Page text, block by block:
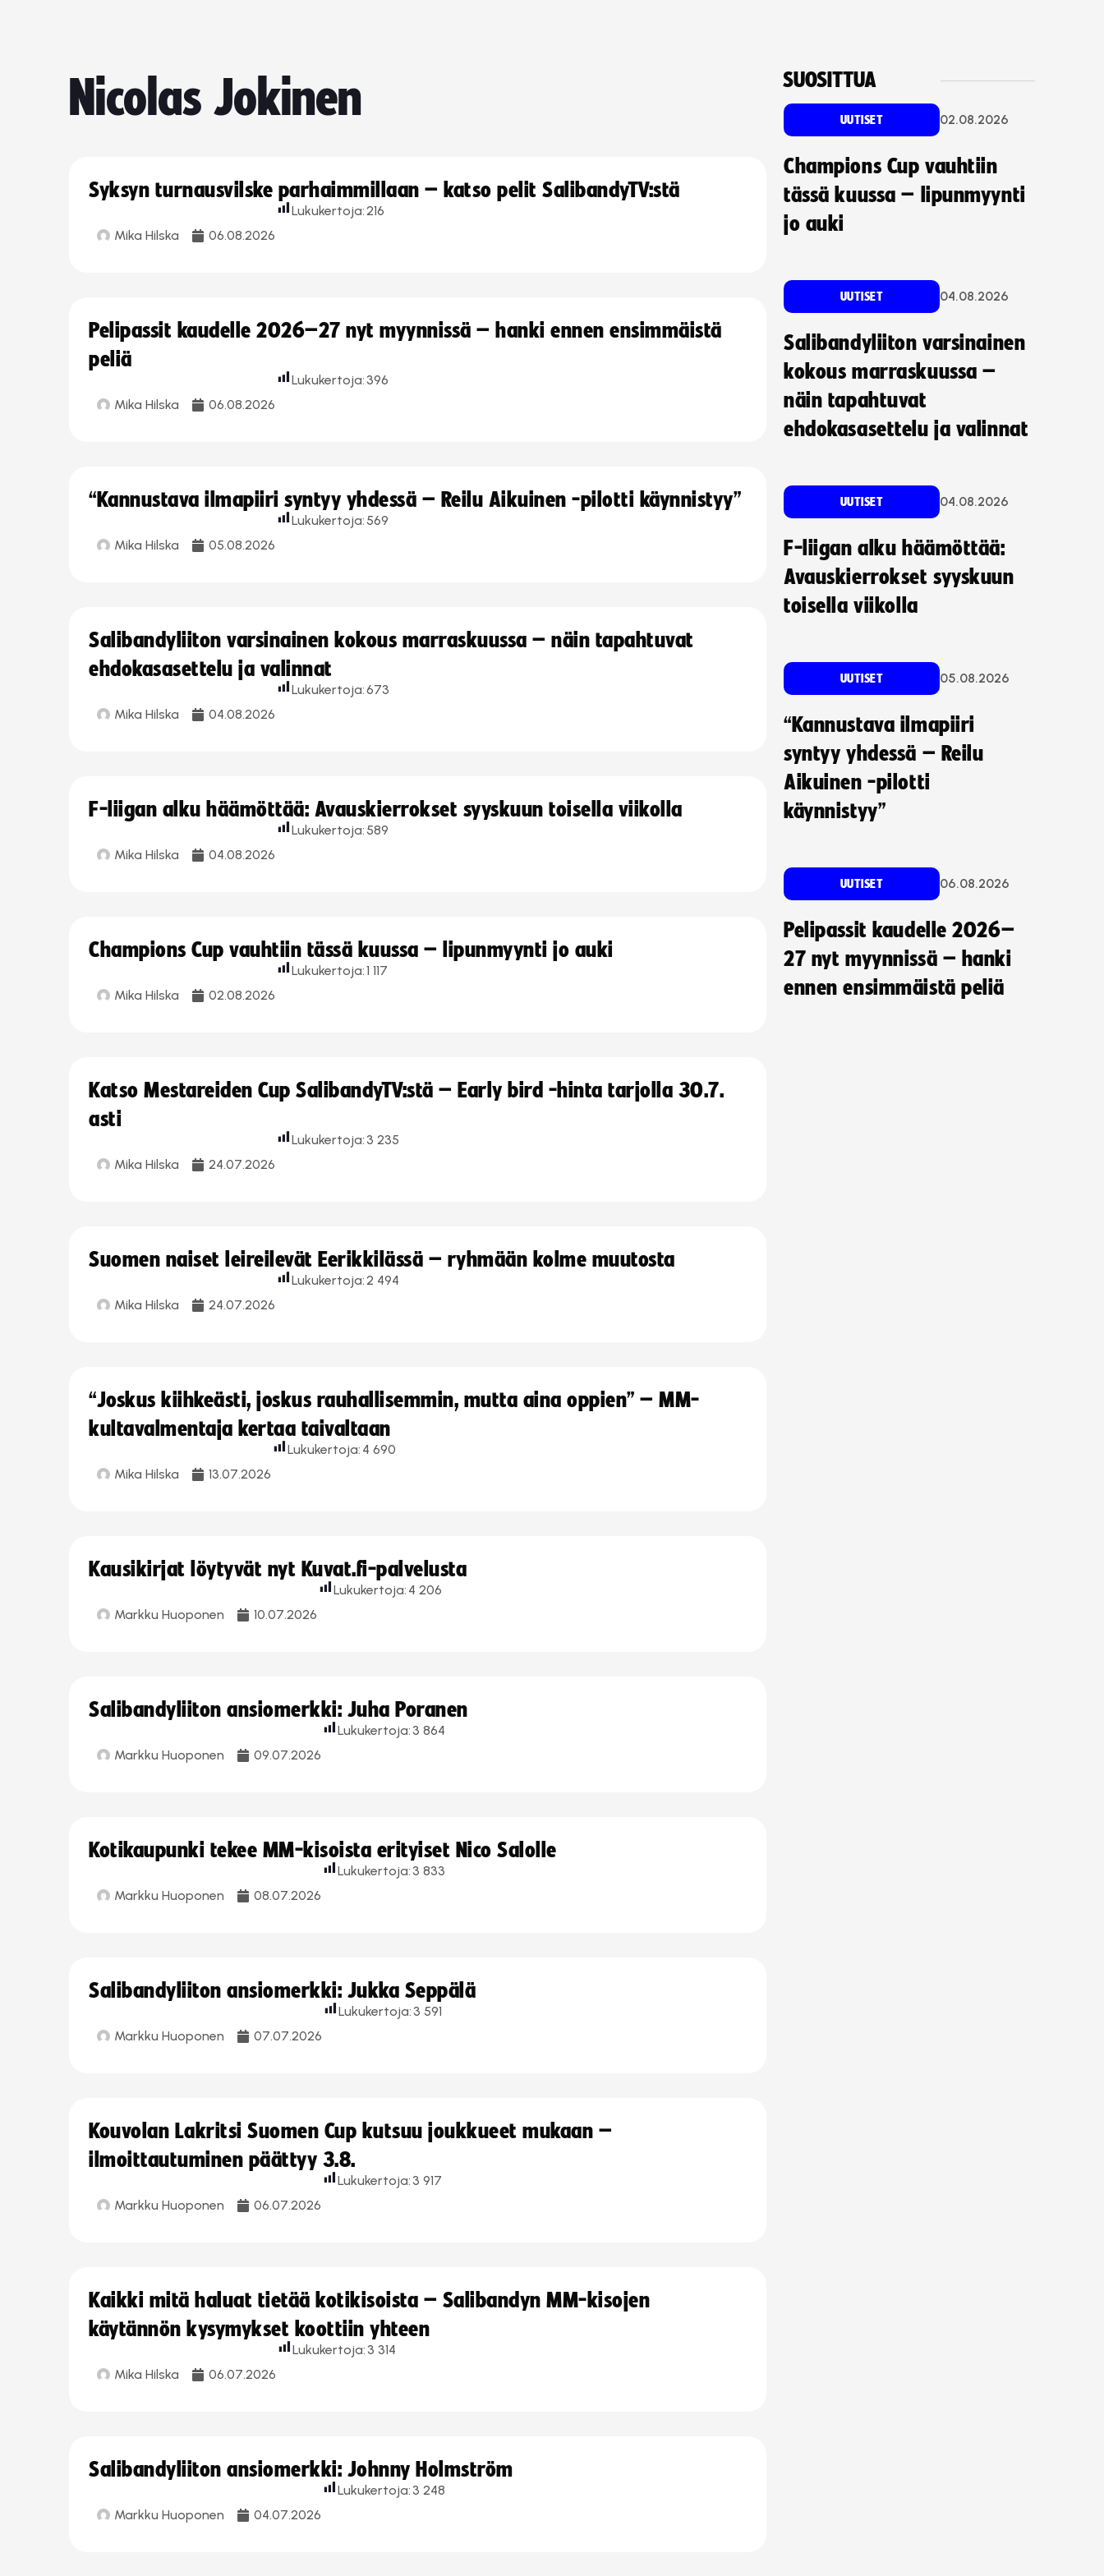
Nicolas Jokinen
Syksyn turnausvilske parhaimmillaan – katso pelit SalibandyTV:stä
Mika Hilska 06.08.2026
Lukukertoja:216
Pelipassit kaudelle 2026–27 nyt myynnissä – hanki ennen ensimmäistä
peliä
Mika Hilska 06.08.2026
Lukukertoja: 396
“Kannustava ilmapiiri syntyy yhdessä – Reilu Aikuinen -pilotti käynnistyy”
Mika Hilska 05.08.2026
Lukukertoja: 569
Salibandyliiton varsinainen kokous marraskuussa – näin tapahtuvat
ehdokasasettelu ja valinnat
Mika Hilska 04.08.2026
Lukukertoja:673
F-liigan alku häämöttää: Avauskierrokset syyskuun toisella viikolla
Mika Hilska 04.08.2026
Lukukertoja: 589
Champions Cup vauhtiin tässä kuussa – lipunmyynti jo auki
Mika Hilska 02.08.2026
Lukukertoja:1 117
Katso Mestareiden Cup SalibandyTV:stä – Early bird -hinta tarjolla 30.7.
asti
Mika Hilska 24.07.2026
Lukukertoja: 3 235
Suomen naiset leireilevät Eerikkilässä – ryhmään kolme muutosta
Mika Hilska 24.07.2026
Lukukertoja:2 494
“Joskus kiihkeästi, joskus rauhallisemmin, mutta aina oppien” – MM-
kultavalmentaja kertaa taivaltaan
Mika Hilska 13.07.2026
Lukukertoja: 4 690
Kausikirjat löytyvät nyt Kuvat.fi-palvelusta
Markku Huoponen 10.07.2026
Lukukertoja: 4 206
Salibandyliiton ansiomerkki: Juha Poranen
Markku Huoponen 09.07.2026
Lukukertoja: 3 864
Kotikaupunki tekee MM-kisoista erityiset Nico Salolle
Markku Huoponen 08.07.2026
Lukukertoja: 3 833
Salibandyliiton ansiomerkki: Jukka Seppälä
Markku Huoponen 07.07.2026
Lukukertoja: 3 591
Kouvolan Lakritsi Suomen Cup kutsuu joukkueet mukaan –
ilmoittautuminen päättyy 3.8.
Markku Huoponen 06.07.2026
Lukukertoja: 3 917
Kaikki mitä haluat tietää kotikisoista – Salibandyn MM-kisojen
käytännön kysymykset koottiin yhteen
Mika Hilska 06.07.2026
Lukukertoja: 3 314
Salibandyliiton ansiomerkki: Johnny Holmström
Markku Huoponen 04.07.2026
Lukukertoja: 3 248
SUOSITTUA
UUTISET 02.08.2026
Champions Cup vauhtiin
tässä kuussa – lipunmyynti
jo auki
UUTISET 04.08.2026
Salibandyliiton varsinainen
kokous marraskuussa –
näin tapahtuvat
ehdokasasettelu ja valinnat
UUTISET 04.08.2026
F-liigan alku häämöttää:
Avauskierrokset syyskuun
toisella viikolla
UUTISET 05.08.2026
“Kannustava ilmapiiri
syntyy yhdessä – Reilu
Aikuinen -pilotti
käynnistyy”
UUTISET 06.08.2026
Pelipassit kaudelle 2026–
27 nyt myynnissä – hanki
ennen ensimmäistä peliä